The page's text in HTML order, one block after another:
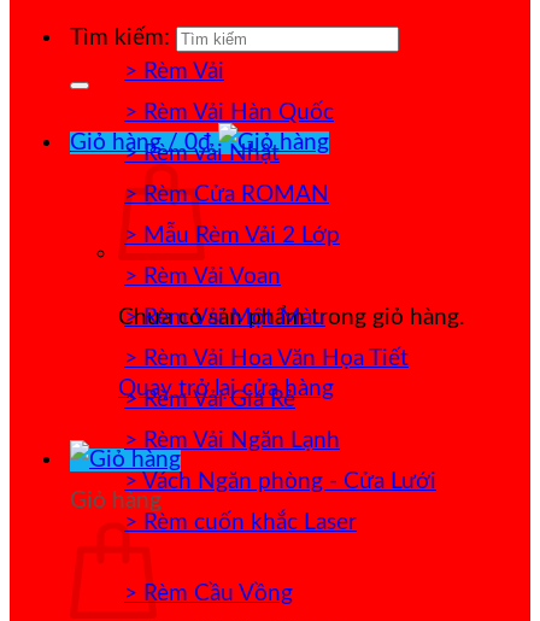
Tìm kiếm:
Giỏ hàng /0₫
Chưa có sản phẩm trong giỏ hàng.
Quay trở lại cửa hàng
Giỏ hàng
> Rèm Vải
> Rèm Vải Hàn Quốc
> Rèm vải Nhật
> Rèm Cửa ROMAN
> Mẫu Rèm Vải 2 Lớp
> Rèm Vải Voan
> Rèm Vải Một Màu
> Rèm Vải Hoa Văn Họa Tiết
> Rèm Vải Giá Rẻ
> Rèm Vải Ngăn Lạnh
> Vách Ngăn phòng - Cửa Lưới
> Rèm cuốn khắc Laser
> Rèm Cầu Vồng